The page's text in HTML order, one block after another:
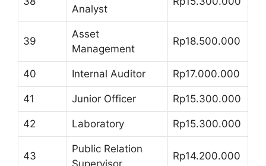
Analyst
39
Asset
Management
Rp18.500.000
40 Internal Auditor Rp17.000.000
41 Junior Officer Rp15.300.000
42 Laboratory Rp15.300.000
43
Public Relation
Supervisor
Rp14.200.000